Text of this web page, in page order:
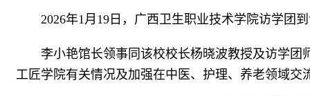
2026年1月19日，广西卫生职业技术学院访学团
李小艳馆长领事同该校校长杨晓波教授及访学
工匠学院有关情况及加强在中医、护理、养老领域交